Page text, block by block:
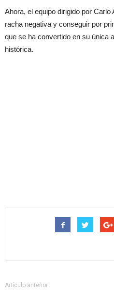
Ahora, el equipo dirigido por
racha negativa y conseguir por
que se ha convertido en su única
histórica.
Artículo anterior